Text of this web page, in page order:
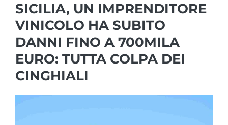
SICILIA, UN IMPRENDITORE
VINICOLO HA SUBITO
DANNI FINO A 700MILA
EURO: TUTTA COLPA DEI
CINGHIALI